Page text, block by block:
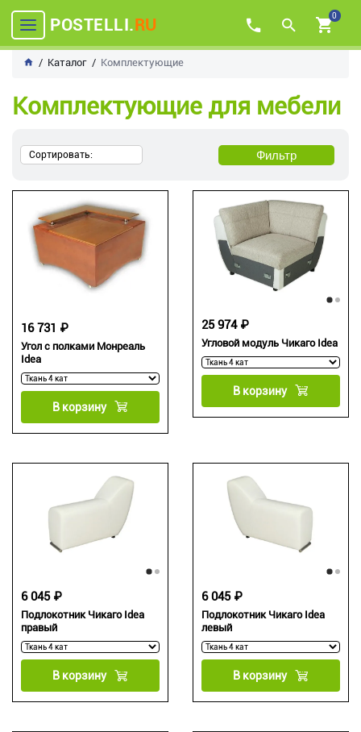
POSTELLI.RU 0
Каталог Комплектующие
Комплектующие для мебели
Сортировать: Фильтр
Угол с полками Монреаль
Idea
16 731 ₽
В корзину
Угловой модуль Чикаго Idea
25 974 ₽
В корзину
Подлокотник Чикаго Idea
правый
6 045 ₽
В корзину
Подлокотник Чикаго Idea
левый
6 045 ₽
В корзину